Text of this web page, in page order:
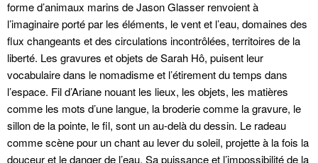
forme d’animaux marins de Jason Glasser renvoient à
l’imaginaire porté par les éléments, le vent et l’eau, domaines des
flux changeants et des circulations incontrôlées, territoires de la
liberté. Les gravures et objets de Sarah Hô, puisent leur
vocabulaire dans le nomadisme et l’étirement du temps dans
l’espace. Fil d’Ariane nouant les lieux, les objets, les matières
comme les mots d’une langue, la broderie comme la gravure, le
sillon de la pointe, le fil, sont un au-delà du dessin. Le radeau
comme scène pour un chant au lever du soleil, projette à la fois la
douceur et le danger de l’eau. Sa puissance et l’impossibilité de la